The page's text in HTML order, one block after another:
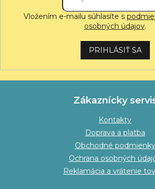
Vložením e-mailu súhlasíte s
osobných údajov.
PRIHLÁSIŤ SA
Zákaznícky
Kontakty
Doprava a platba
Obchodné podmienky
Ochrana osobných
Reklamácia a vrátenie